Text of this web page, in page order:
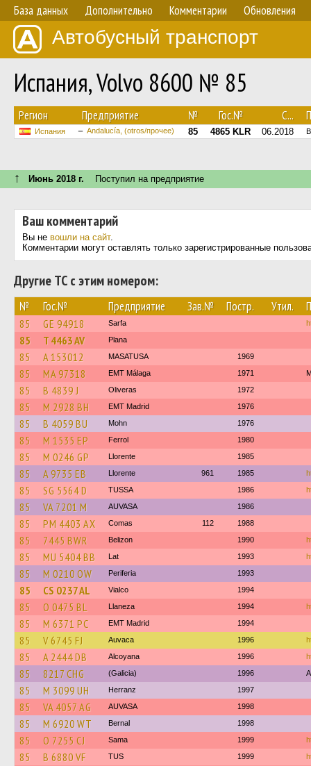
База данных Дополнительно Комментарии Обновления
Автобусный транспорт
Испания, Volvo 8600 № 85
Регион Предприятие № Гос.№ С...
Испания Andalucía, (otros/прочее) 85 4865 KLR 06.2018
↑ Июнь 2018 г. Поступил на предприятие
Ваш комментарий
Вы не вошли на сайт.
Комментарии могут оставлять только зарегистрированные
Другие ТС с этим номером:
№ Гос.№ Предприятие Зав.№ Постр. Утил.
85 GE 94918 Sarfa
85 T 4463 AV Plana
85 A 153012 MASATUSA 1969
85 MA 97318 EMT Málaga 1971
85 B 4839 J Oliveras 1972
85 M 2928 BH EMT Madrid 1976
85 B 4059 BU Mohn 1976
85 M 1535 EP Ferrol 1980
85 M 0246 GP Llorente 1985
85 A 9735 EB Llorente 961 1985
85 SG 5564 D TUSSA 1986
85 VA 7201 M AUVASA 1986
85 PM 4403 AX Comas 112 1988
85 7445 BWR Belizon 1990
85 MU 5404 BB Lat 1993
85 M 0210 OW Periferia 1993
85 CS 0237 AL Vialco 1994
85 O 0475 BL Llaneza 1994
85 M 6371 PC EMT Madrid 1994
85 V 6745 FJ Auvaca 1996
85 A 2444 DB Alcoyana 1996
85 8217 CHG (Galicia) 1996
85 M 3099 UH Herranz 1997
85 VA 4057 AG AUVASA 1998
85 M 6920 WT Bernal 1998
85 O 7255 CJ Sama 1999
85 B 6880 VF TUS 1999